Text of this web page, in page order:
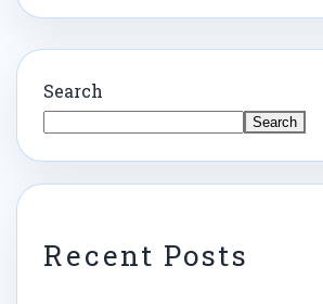
Search
Search
Recent Posts